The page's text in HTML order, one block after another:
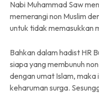
Nabi Muhammad Saw
memerangi non Muslim
untuk tidak memasukkan
Bahkan dalam hadist HR
siapa yang membunuh
dengan umat Islam, maka
keharuman surga.